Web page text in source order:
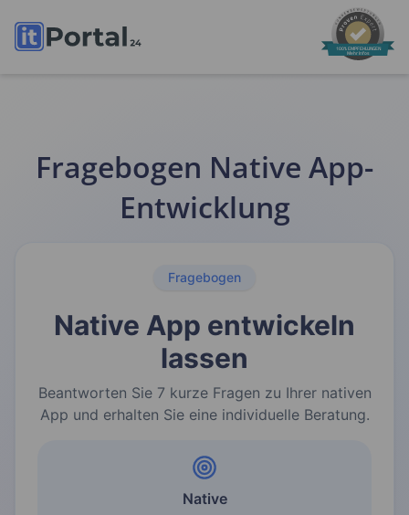
100% EMPFEHLUNGEN
Mehr Infos
Fragebogen Native App-
Entwicklung